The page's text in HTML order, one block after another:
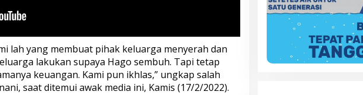
lah yang membuat pihak keluarga menyerah dan
lakukan supaya Hago sembuh. Tapi tetap
keuangan. Kami pun ikhlas,” ungkap salah
saat ditemui awak media ini, Kamis (17/2/2022).